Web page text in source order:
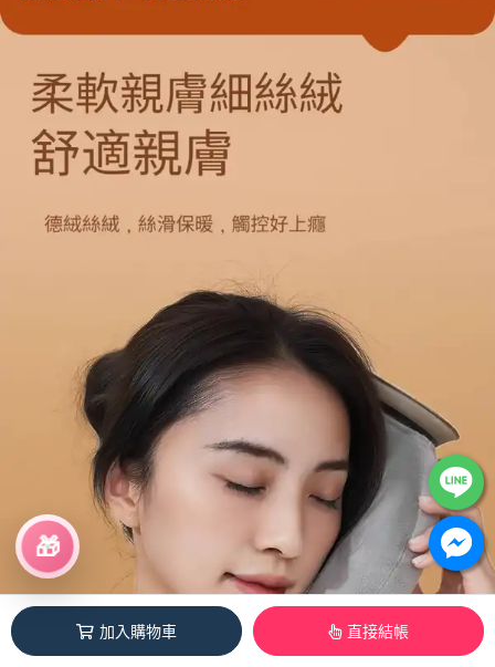
加入購物車 直接結帳
🎁